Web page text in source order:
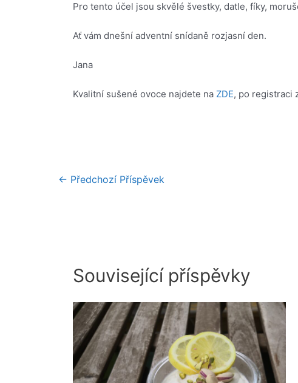
Pro tento účel jsou skvělé švestky, datle, fíky,
Ať vám dnešní adventní snídaně rozjasní den.
Jana
Kvalitní sušené ovoce najdete na ZDE, po registraci
Navigace
← Předchozí Příspěvek
Související příspěvky